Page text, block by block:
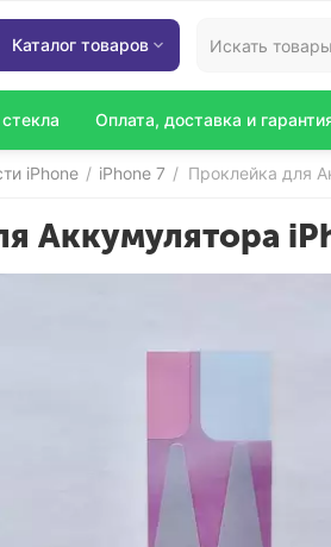
Каталог товаров
Оплата, доставка и
iPhone / iPhone 7 / Проклейка для
Аккумулятора